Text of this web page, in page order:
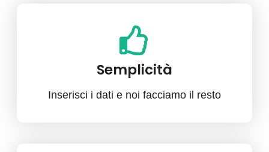
Semplicità
Inserisci i dati e noi facciamo il resto